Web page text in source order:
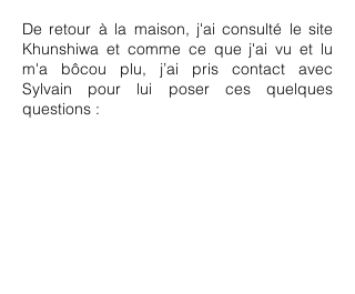
De retour à la maison, j'ai consulté le site
Khunshiwa et comme ce que j'ai vu et lu
m'a bôcou plu, j’ai pris contact avec
Sylvain pour lui poser ces quelques
questions :